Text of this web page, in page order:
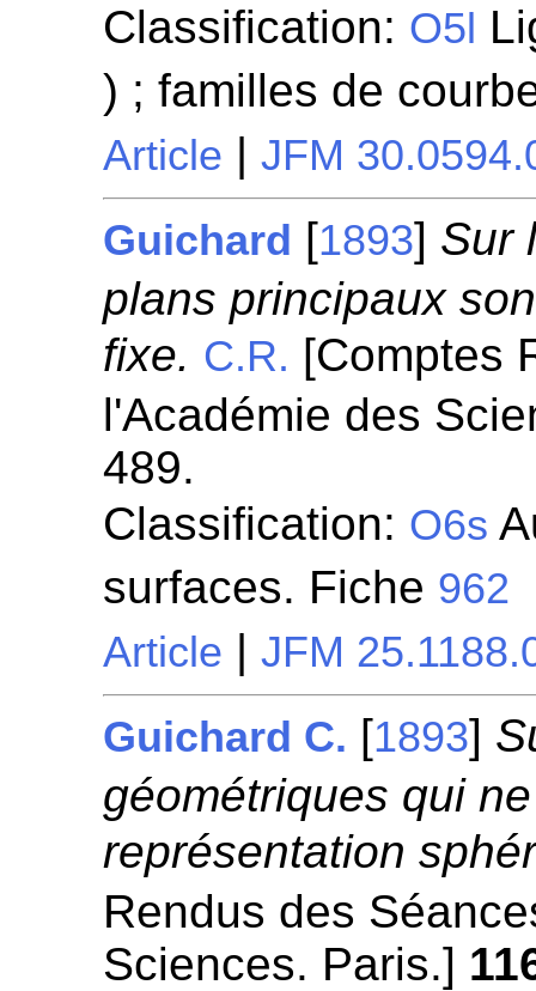
Classification: O5l
) ; familles de
Article |JFM
Guichard [1893] Sur
plans principaux
fixe. C.R. [Comptes
l'Académie des
489.
Classification: O6s
surfaces. Fiche 962
Article |JFM
Guichard C. [1893]
géométriques qui
représentation
Rendus des
Sciences. Paris.]